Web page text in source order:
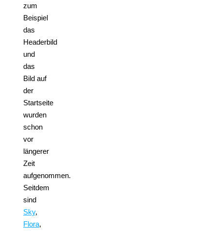
zum
Beispiel
das
Headerbild
und
das
Bild auf
der
Startseite
wurden
schon
vor
längerer
Zeit
aufgenommen.
Seitdem
sind
Sky,
Flora,